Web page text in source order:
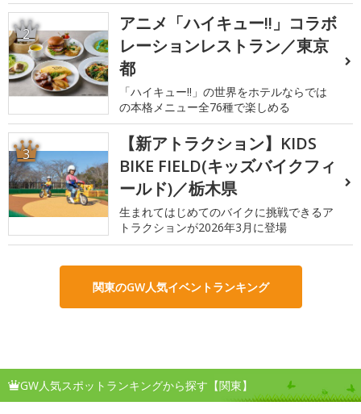
2
アニメ「ハイキュー!!」コラボ
レーションレストラン／東京
都
「ハイキュー!!」の世界をホテルならでは
の本格メニュー全76種で楽しめる
3
【新アトラクション】KIDS
BIKE FIELD(キッズバイクフィ
ールド)／栃木県
生まれてはじめてのバイクに挑戦できるア
トラクションが2026年3月に登場
関東のGW人気イベントランキング
GW人気スポットランキングから探す【関東】